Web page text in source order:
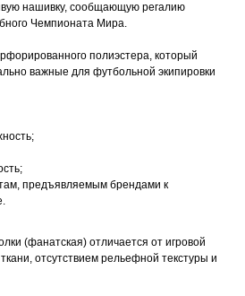
нашивку, сообщающую регалию
Чемпионата Мира.
полиэстера, который
важные для футбольной экипировки
предъявляемым брендами к
(фанатская) отличается от игровой
отсутствием рельефной текстуры и